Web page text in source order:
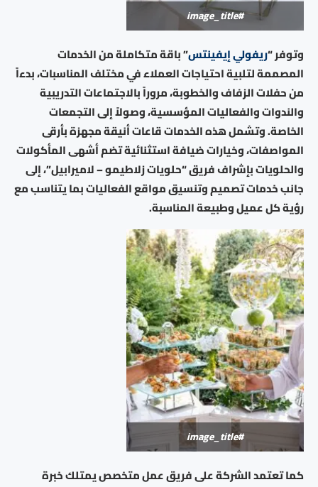
#image_title
وتوفر “ريفولي إيفينتس” باقة متكاملة من الخدمات
المصممة لتلبية احتياجات العملاء في مختلف المناسبات، بدءاً
من حفلات الزفاف والخطوبة، مروراً بالاجتماعات التدريبية
والندوات والفعاليات المؤسسية، وصولاً إلى التجمعات
الخاصة. وتشمل هذه الخدمات قاعات أنيقة مجهزة بأرقى
المواصفات، وخيارات ضيافة استثنائية تضم أشهى المأكولات
والحلويات بإشراف فريق “حلويات زلاطيمو – لاميرابيل”، إلى
جانب خدمات تصميم وتنسيق مواقع الفعاليات بما يتناسب مع
رؤية كل عميل وطبيعة المناسبة.
#image_title
كما تعتمد الشركة على فريق عمل متخصص يمتلك خبرة